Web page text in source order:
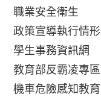
職業安全衛生
政策宣導執行情形
學生事務資訊網
教育部反霸凌專區
機車危險感知教育